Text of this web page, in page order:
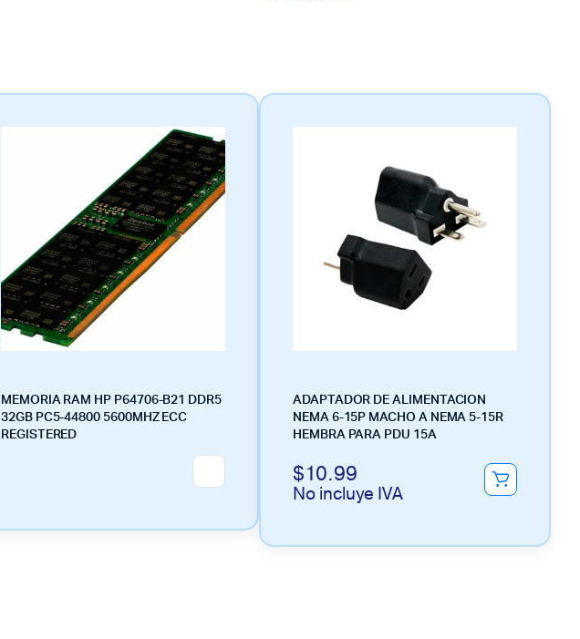
MEMORIA RAM HP P64706-B21 DDR5
32GB PC5-44800 5600MHZ ECC
REGISTERED
ADAPTADOR DE ALIMENTACION
NEMA 6-15P MACHO A NEMA 5-15R
HEMBRA PARA PDU 15A
$10.99
No incluye IVA